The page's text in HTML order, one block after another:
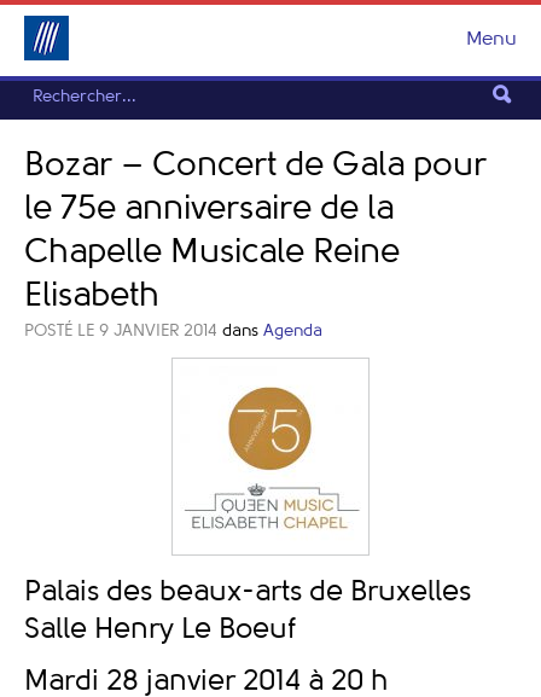
Menu
Bozar – Concert de Gala pour
le 75e anniversaire de la
Chapelle Musicale Reine
Elisabeth
POSTÉ LE 9 JANVIER 2014 dans Agenda
Palais des beaux-arts de Bruxelles
Salle Henry Le Boeuf
Mardi 28 janvier 2014 à 20 h